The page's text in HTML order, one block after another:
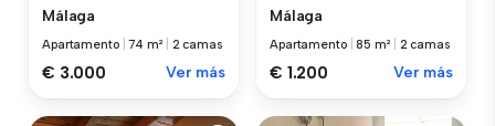
Málaga
Apartamento |74 m² 2 camas
€ 3.000 Ver más
Málaga
Apartamento |85 m² 2 camas
€ 1.200 Ver más